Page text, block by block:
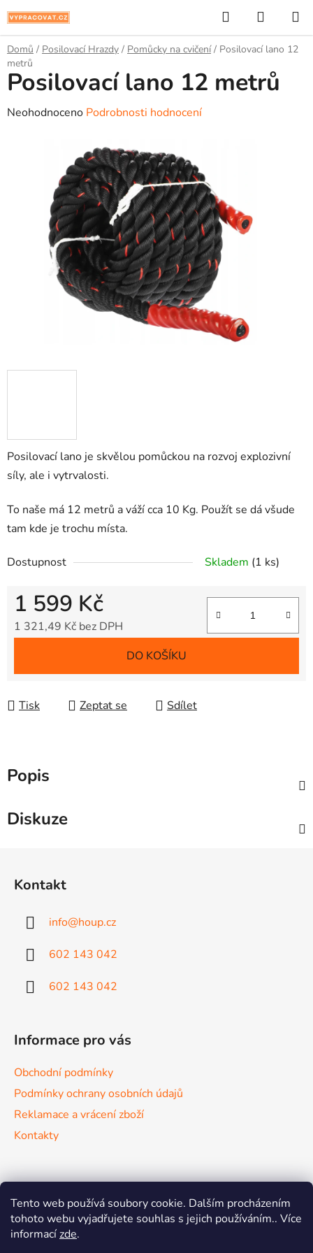
Tento web používá soubory cookie. Dalším procházením
tohoto webu vyjadřujete souhlas s jejich používáním.. Více
informacízde.
na
obsah
Hledat
KOŠÍK
Domů / Posilovací Hrazdy / Pomůcky na cvičení / Posilovací lano 12
metrů
Posilovací lano je skvělou pomůckou na rozvoj explozivní
síly, ale i vytrvalosti.
To naše má 12 metrů a váží cca 10 Kg. Použít se dá všude
tam kde je trochu místa.
Dostupnost Skladem (1 ks)
1 599 Kč
1 321,49 Kč bez DPH
DO KOŠÍKU
Tisk Zeptat se Sdílet
Posilovací lano 12 metrů
Průměrné
hvězdiček.
Neohodnoceno Podrobnosti hodnocení
Popis
Diskuze
Kontakt
info@houp.cz
602 143 042
602 143 042
Informace pro vás
Obchodní podmínky
Podmínky ochrany osobních údajů
Reklamace a vrácení zboží
Kontakty
Nákupní košík